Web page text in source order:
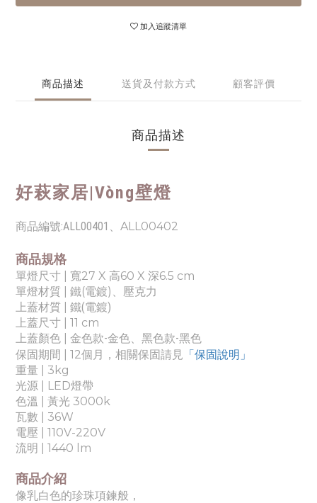
加入追蹤清單
商品描述 送貨及付款方式 顧客評價
商品描述
好萩家居|Vòng壁燈
商品編號:ALL00401 、ALL00402
商品規格
單燈尺寸 | 寬27 X 高60 X 深6.5 cm
單燈材質 | 鐵(電鍍)、壓克力
上蓋材質 | 鐵(電鍍)
上蓋尺寸 | 11 cm
上蓋顏色 | 金色款-金色、黑色款-黑色
保固期間 | 12個月，相關保固請見 「保固說明」
重量 | 3 kg
光源 |
LED燈帶
色溫 | 黃光 3000k
瓦數 | 36W
電壓 | 110V-220V
流明 | 1440 lm
商品介紹
像乳白色的珍珠項鍊般，